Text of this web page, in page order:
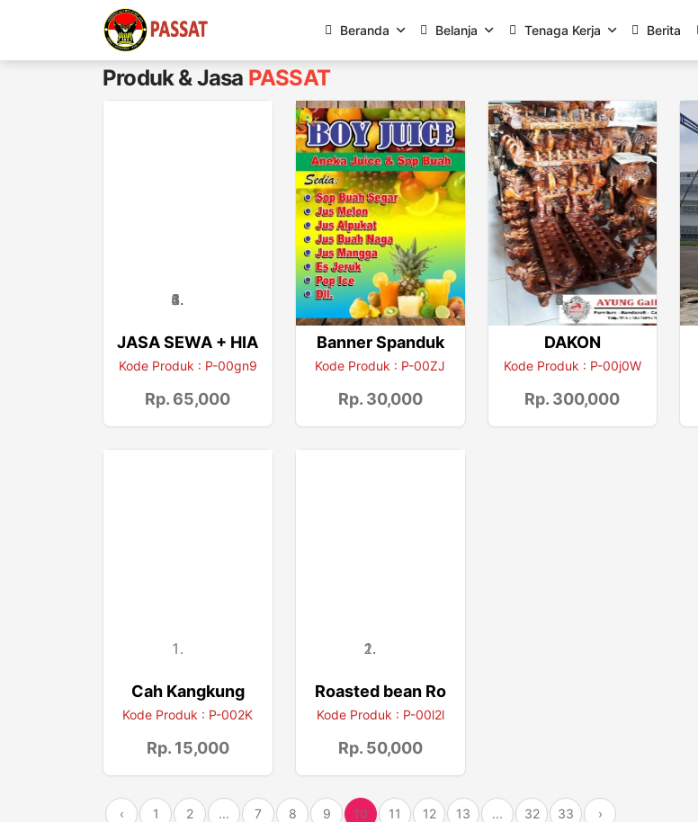
Beranda Belanja Tenaga Kerja Berita
Produk & Jasa PASSAT
JASA SEWA + HIA
Kode Produk : P-00gn9
Rp. 65,000
Banner Spanduk
Kode Produk : P-00ZJ
Rp. 30,000
DAKON
Kode Produk : P-00j0W
Rp. 300,000
Cah Kangkung
Kode Produk : P-002K
Rp. 15,000
Roasted bean Ro
Kode Produk : P-00l2l
Rp. 50,000
‹ 1 2 ... 7 8 9 10 11 12 13 ... 32 33 ›